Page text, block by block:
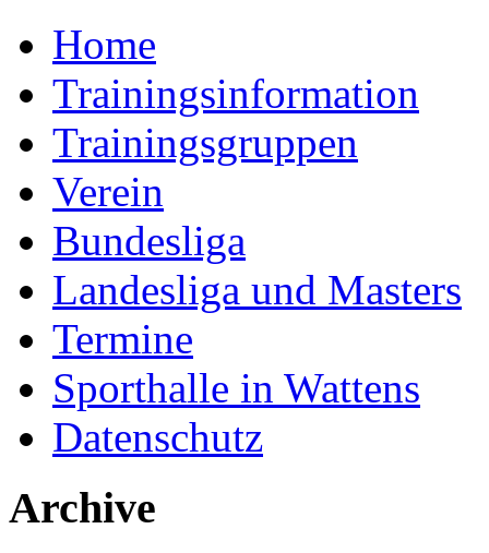
Home
Trainingsinformation
Trainingsgruppen
Verein
Bundesliga
Landesliga und Masters
Termine
Sporthalle in Wattens
Datenschutz
Archive